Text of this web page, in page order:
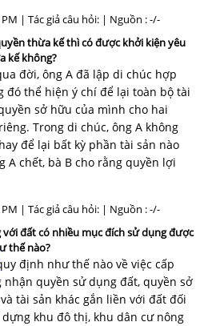
| Tác giả câu hỏi: | Nguồn : -/-
thừa kế thì có được khởi kiện yêu
kế không?
đời, ông A đã lập di chúc hợp
đó thể hiện ý chí để lại toàn bộ tài
sở hữu của mình cho hai
Trong di chúc, ông A không
để lại bất kỳ phần tài sản nào
A chết, bà B cho rằng quyền lợi
| Tác giả câu hỏi: | Nguồn : -/-
với đất có nhiều mục đích sử dụng được
thế nào?
định như thế nào về việc cấp
nhận quyền sử dụng đất, quyền sở
tài sản khác gắn liền với đất đối
khu đô thị, khu dân cư nông